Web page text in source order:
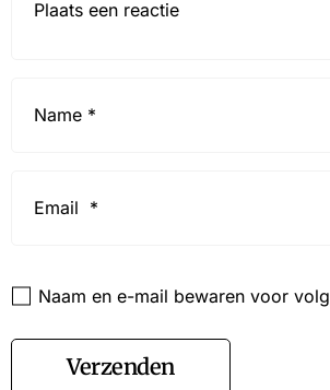
Naam en e-mail bewaren voor
Verzenden